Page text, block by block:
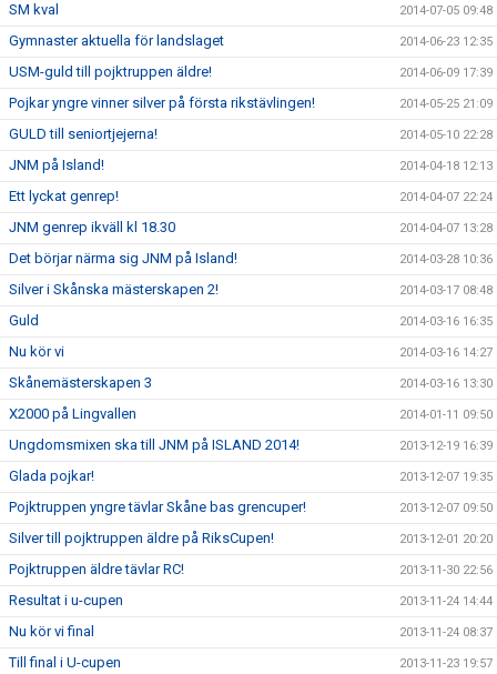
SM kval 2014-07-05 09:48
Gymnaster aktuella för landslaget 2014-06-23 12:35
USM-guld till pojktruppen äldre! 2014-06-09 17:39
Pojkar yngre vinner silver på första rikstävlingen! 2014-05-25 21:09
GULD till seniortjejerna! 2014-05-10 22:28
JNM på Island! 2014-04-18 12:13
Ett lyckat genrep! 2014-04-07 22:24
JNM genrep ikväll kl 18.30 2014-04-07 13:28
Det börjar närma sig JNM på Island! 2014-03-28 10:36
Silver i Skånska mästerskapen 2! 2014-03-17 08:48
Guld 2014-03-16 16:35
Nu kör vi 2014-03-16 14:27
Skånemästerskapen 3 2014-03-16 13:30
X2000 på Lingvallen 2014-01-11 09:50
Ungdomsmixen ska till JNM på ISLAND 2014! 2013-12-19 16:39
Glada pojkar! 2013-12-07 19:35
Pojktruppen yngre tävlar Skåne bas grencuper! 2013-12-07 09:50
Silver till pojktruppen äldre på RiksCupen! 2013-12-01 20:20
Pojktruppen äldre tävlar RC! 2013-11-30 22:56
Resultat i u-cupen 2013-11-24 14:44
Nu kör vi final 2013-11-24 08:37
Till final i U-cupen 2013-11-23 19:57